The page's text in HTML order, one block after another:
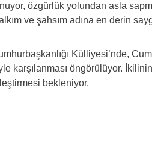
özgürlük yolundan asla
ve şahsım adına en derin
Külliyesi’nde,
karşılanması öngörülüyor.
bekleniyor.